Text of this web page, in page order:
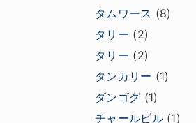
タムワース (8)
タリー (2)
タリー (2)
タンカリー (1)
ダンゴグ (1)
チャールビル(1)